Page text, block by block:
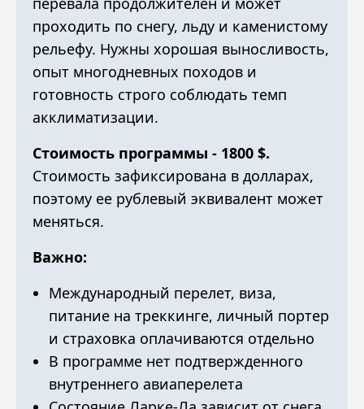
проходить по снегу, льду и каменистому
рельефу. Нужны хорошая выносливость,
опыт многодневных походов и
готовность строго соблюдать темп
акклиматизации.
Стоимость программы - 1800 $.
Стоимость зафиксирована в долларах,
поэтому ее рублевый эквивалент может
меняться.
Важно:
Международный перелет, виза,
питание на треккинге, личный портер
и страховка оплачиваются отдельно
В программе нет подтвержденного
внутреннего авиаперелета